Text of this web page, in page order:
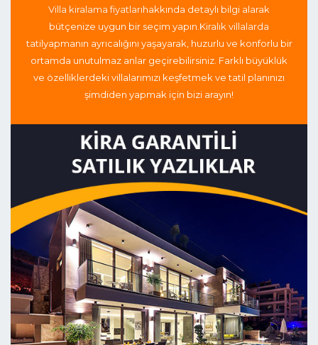
Villa kiralama fiyatlarıhakkında detaylı bilgi alarak
bütçenize uygun bir seçim yapın.Kiralık villalarda
tatilyapmanın ayrıcalığını yaşayarak, huzurlu ve konforlu bir
ortamda unutulmaz anlar geçirebilirsiniz. Farklı büyüklük
ve özelliklerdeki villalarımızı keşfetmek ve tatil planınızı
şimdiden yapmak için bizi arayın!